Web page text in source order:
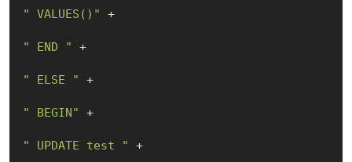
" VALUES()" +
" END " +
" ELSE " +
" BEGIN" +
" UPDATE test " +